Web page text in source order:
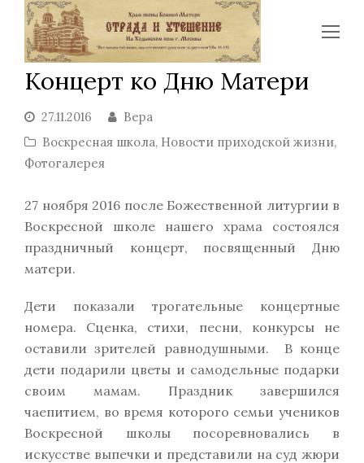
Концерт ко Дню Матери
27.11.2016
Вера
Воскресная школа, Новости приходской жизни,
Фотогалерея
27 ноября 2016 после Божественной литургии в
Воскресной школе нашего храма состоялся
праздничный концерт, посвященный Дню
матери.
Дети показали трогательные концертные
номера. Сценка, стихи, песни, конкурсы не
оставили зрителей равнодушными. В конце
дети подарили цветы и самодельные подарки
своим мамам. Праздник завершился
чаепитием, во время которого семьи учеников
Воскресной школы посоревновались в
искусстве выпечки и представили на суд жюри